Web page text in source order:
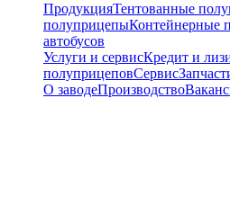
ПродукцияТентованные
полуприцепыКонтейнерные
автобусов
Услуги и сервисКредит и
полуприцеповСервис
О заводеПроизводство